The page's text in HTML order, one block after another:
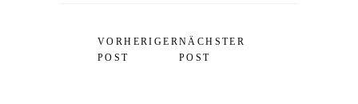
VORHERIGER
POST
NÄCHSTER
POST